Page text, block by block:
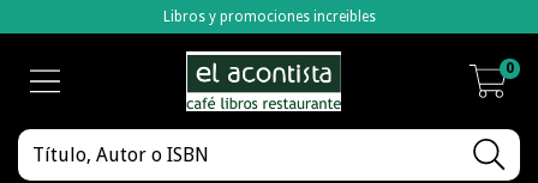
Libros y promociones increibles
0